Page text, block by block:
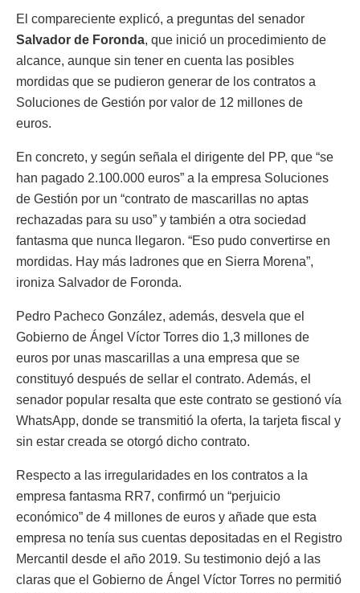
El compareciente explicó, a preguntas del senador
Salvador de Foronda, que inició un procedimiento de
alcance, aunque sin tener en cuenta las posibles
mordidas que se pudieron generar de los contratos a
Soluciones de Gestión por valor de 12 millones de
euros.
En concreto, y según señala el dirigente del PP, que “se
han pagado 2.100.000 euros” a la empresa Soluciones
de Gestión por un “contrato de mascarillas no aptas
rechazadas para su uso” y también a otra sociedad
fantasma que nunca llegaron. “Eso pudo convertirse en
mordidas. Hay más ladrones que en Sierra Morena”,
ironiza Salvador de Foronda.
Pedro Pacheco González, además, desvela que el
Gobierno de Ángel Víctor Torres dio 1,3 millones de
euros por unas mascarillas a una empresa que se
constituyó después de sellar el contrato. Además, el
senador popular resalta que este contrato se gestionó vía
WhatsApp, donde se transmitió la oferta, la tarjeta fiscal y
sin estar creada se otorgó dicho contrato.
Respecto a las irregularidades en los contratos a la
empresa fantasma RR7, confirmó un “perjuicio
económico” de 4 millones de euros y añade que esta
empresa no tenía sus cuentas depositadas en el Registro
Mercantil desde el año 2019. Su testimonio dejó a las
claras que el Gobierno de Ángel Víctor Torres no permitió